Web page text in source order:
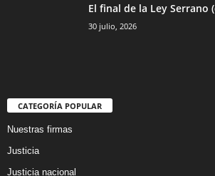
El final de la Ley Serrano
30 julio, 2026
CATEGORÍA POPULAR
Nuestras firmas
Justicia
Justicia nacional